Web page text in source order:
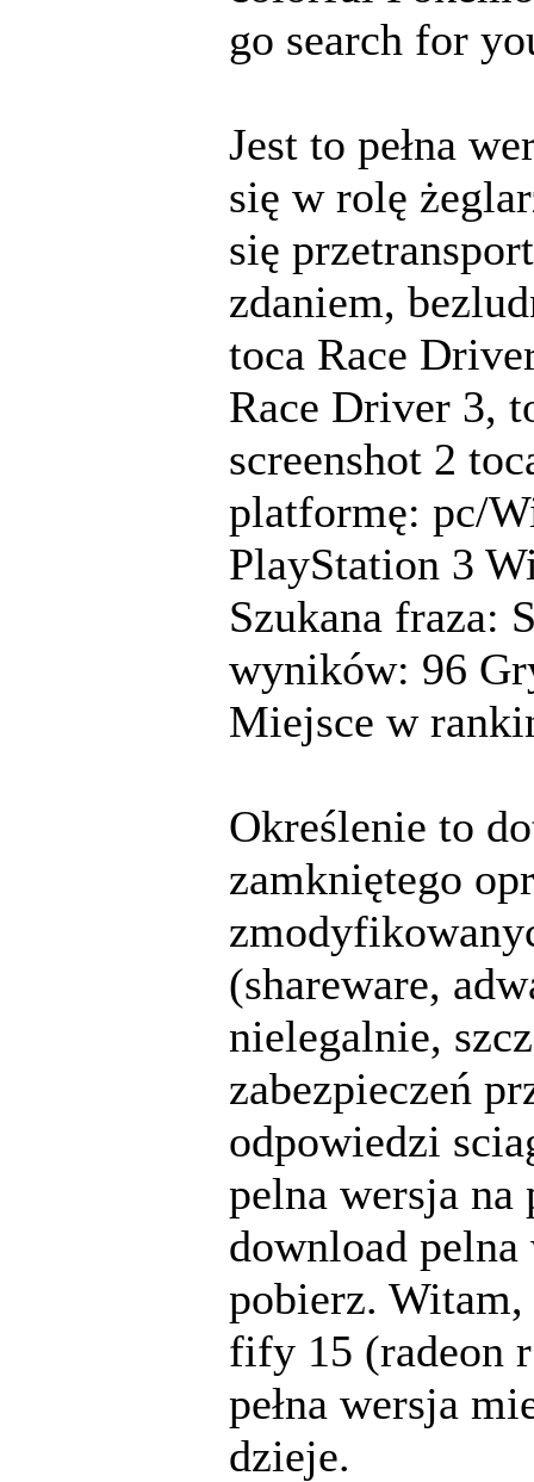
go search for
Jest to pełna
się w rolę
się
zdaniem,
toca Race
Race Driver 3,
screenshot 2
platformę: pc/
PlayStation 3
Szukana fraza:
wyników: 96
Miejsce w
Określenie to
zamkniętego
(shareware,
nielegalnie,
zabezpieczeń
odpowiedzi
pelna wersja na
download
pobierz. Witam,
fify 15 (radeon
pełna wersja
dzieje.